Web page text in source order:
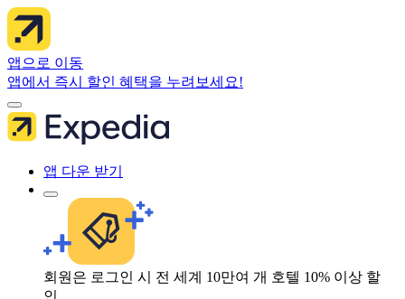
앱으로 이동
앱에서 즉시 할인 혜택을 누려보세요!
앱 다운 받기
회원은 로그인 시 전 세계 10만여 개 호텔 10% 이상 할
인